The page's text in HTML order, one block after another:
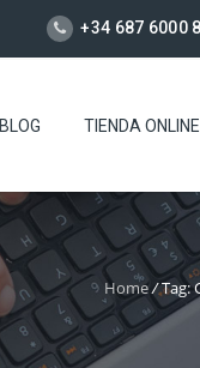
+34 687 6000
TIENDA ONLINE
Home/Tag: